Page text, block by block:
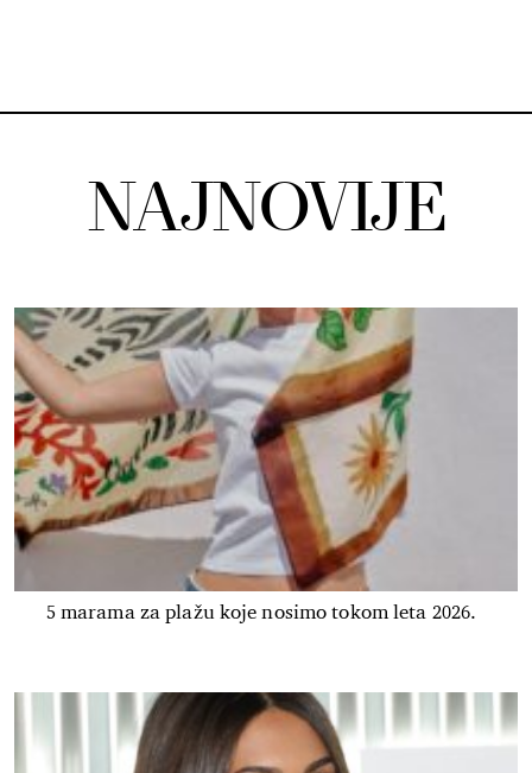
NAJNOVIJE
5 marama za plažu koje nosimo tokom leta 2026.